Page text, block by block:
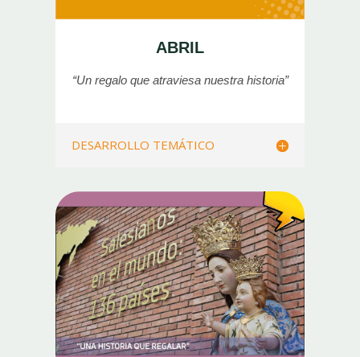
ABRIL
“Un regalo que atraviesa nuestra historia”
DESARROLLO TEMÁTICO